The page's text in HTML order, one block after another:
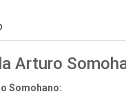
Arturo
Somohano: